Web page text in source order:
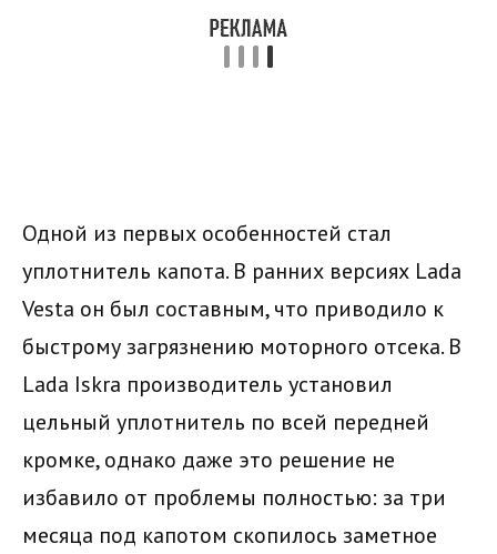
Одной из первых особенностей стал
уплотнитель капота. В ранних версиях Lada
Vesta он был составным, что приводило к
быстрому загрязнению моторного отсека. В
Lada Iskra производитель установил
цельный уплотнитель по всей передней
кромке, однако даже это решение не
избавило от проблемы полностью: за три
месяца под капотом скопилось заметное